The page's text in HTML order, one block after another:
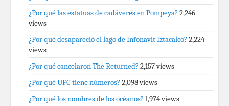
¿Por qué las estatuas de cadáveres en Pompeya? 2,246
views
¿Por qué desapareció el lago de Infonavit Iztacalco? 2,224
views
¿Por qué cancelaron The Returned? 2,157 views
¿Por qué UFC tiene números? 2,098 views
¿Por qué los nombres de los océanos? 1,974 views